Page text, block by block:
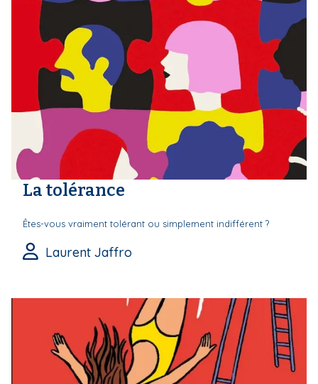
La tolérance
Êtes-vous vraiment tolérant ou simplement indifférent ?
Laurent Jaffro